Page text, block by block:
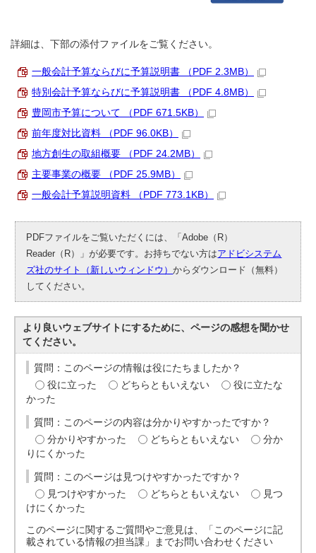
詳細は、下部の添付ファイルをご覧ください。
一般会計予算ならびに予算説明書 （PDF 2.3MB）
特別会計予算ならびに予算説明書 （PDF 4.8MB）
豊岡市予算について （PDF 671.5KB）
前年度対比資料 （PDF 96.0KB）
地方創生の取組概要 （PDF 24.2MB）
主要事業の概要 （PDF 25.9MB）
一般会計予算説明資料 （PDF 773.1KB）
PDFファイルをご覧いただくには、「Adobe（R）
Reader（R）」が必要です。お持ちでない方はアドビシステム
ズ社のサイト（新しいウィンドウ）からダウンロード（無料）
してください。
より良いウェブサイトにするために、ページの感想を聞かせ
てください。
質問：このページの情報は役にたちましたか？
役に立った
どちらともいえない
役に立たな
かった
質問：このページの内容は分かりやすかったですか？
分かりやすかった
どちらともいえない
分か
りにくかった
質問：このページは見つけやすかったですか？
見つけやすかった
どちらともいえない
見つ
けにくかった
このページに関するご質問やご意見は、「このページに記
載されている情報の担当課」までお問い合わせください